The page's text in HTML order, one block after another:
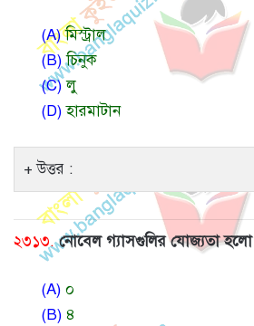
(A)মিস্ট্রাল
(B)চিনুক
(C)লু
(D)হারমাটান
উত্তর :
২৩১৩. নোবেল গ্যাসগুলির যোজ্যতা হলো
(A) ০
(B) ৪